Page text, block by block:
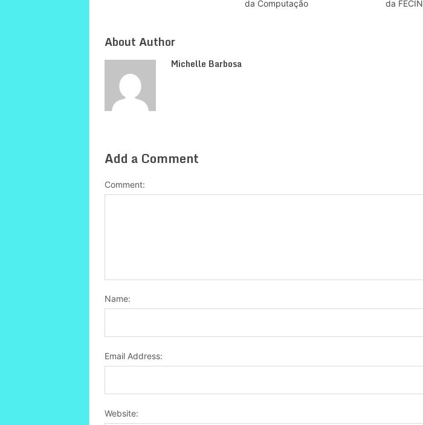
da Computação
da FECIN
About Author
Michelle Barbosa
Add a Comment
Comment:
Name:
Email Address:
Website: